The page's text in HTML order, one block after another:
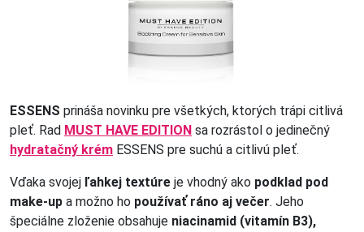
ESSENS prináša novinku pre všetkých, ktorých trápi citlivá
pleť. Rad MUST HAVE EDITION sa rozrástol o jedinečný
hydratačný krém ESSENS pre suchú a citlivú pleť.
Vďaka svojej ľahkej textúre je vhodný ako podklad pod
make-up a možno ho používať ráno aj večer. Jeho
špeciálne zloženie obsahuje niacinamid (vitamín B3),